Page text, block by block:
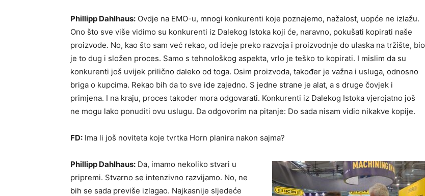
Phillipp Dahlhaus: Ovdje na EMO-u, mnogi konkurenti koje poznajemo, nažalost, uopće ne izlažu.
Ono što sve više vidimo su konkurenti iz Dalekog Istoka koji će, naravno, pokušati kopirati naše
proizvode. No, kao što sam već rekao, od ideje preko razvoja i proizvodnje do ulaska na tržište, bio
je to dug i složen proces. Samo s tehnološkog aspekta, vrlo je teško to kopirati. I mislim da su
konkurenti još uvijek prilično daleko od toga. Osim proizvoda, također je važna i usluga, odnosno
briga o kupcima. Rekao bih da to sve ide zajedno. S jedne strane je alat, a s druge čovjek i
primjena. I na kraju, proces također mora odgovarati. Konkurenti iz Dalekog Istoka vjerojatno još
ne mogu lako ponuditi ovu uslugu. Da odgovorim na pitanje: Do sada nisam vidio nikakve kopije.
FD: Ima li još noviteta koje tvrtka Horn planira nakon sajma?
Phillipp Dahlhaus: Da, imamo nekoliko stvari u
pripremi. Stvarno se intenzivno razvijamo. No, ne
bih se sada previše izlagao. Najkasnije sljedeće